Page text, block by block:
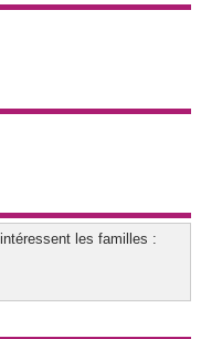
les familles :